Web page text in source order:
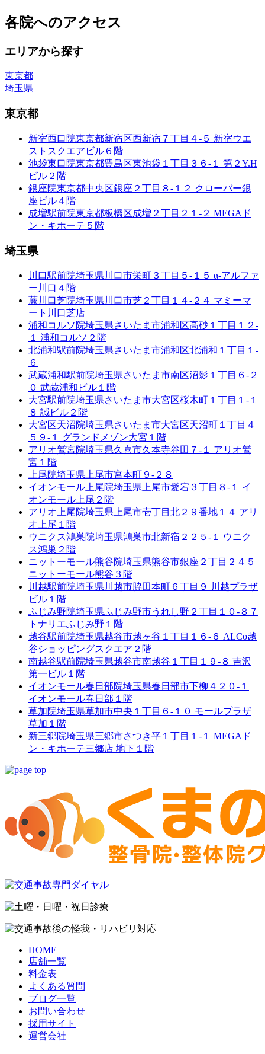
各院へのアクセス
エリアから探す
東京都
埼玉県
東京都
新宿西口院東京都新宿区西新宿７丁目４-５ 新宿ウエ
ストスクエアビル６階
池袋東口院東京都豊島区東池袋１丁目３６-１ 第２Y.H
ビル２階
銀座院東京都中央区銀座２丁目８-１２ クローバー銀
座ビル４階
成増駅前院東京都板橋区成増２丁目２１-２ MEGAド
ン・キホーテ５階
埼玉県
川口駅前院埼玉県川口市栄町３丁目５-１５ α-アルファ
ー川口４階
蕨川口芝院埼玉県川口市芝２丁目１４-２４ マミーマ
ート川口芝店
浦和コルソ院埼玉県さいたま市浦和区高砂１丁目１２-
１ 浦和コルソ２階
北浦和駅前院埼玉県さいたま市浦和区北浦和１丁目１-
６
武蔵浦和駅前院埼玉県さいたま市南区沼影１丁目６-２
０ 武蔵浦和ビル１階
大宮駅前院埼玉県さいたま市大宮区桜木町１丁目１-１
８ 誠ビル２階
大宮区天沼院埼玉県さいたま市大宮区天沼町１丁目４
５９-１ グランドメゾン大宮１階
アリオ鷲宮院埼玉県久喜市久本寺谷田７-１ アリオ鷲
宮１階
上尾院埼玉県上尾市宮本町９-２８
イオンモール上尾院埼玉県上尾市愛宕３丁目８-１ イ
オンモール上尾２階
アリオ上尾院埼玉県上尾市壱丁目北２９番地１４ アリ
オ上尾１階
ウニクス鴻巣院埼玉県鴻巣市北新宿２２５-１ ウニク
ス鴻巣２階
ニットーモール熊谷院埼玉県熊谷市銀座２丁目２４５
ニットーモール熊谷３階
川越駅前院埼玉県川越市脇田本町６丁目９ 川越プラザ
ビル１階
ふじみ野院埼玉県ふじみ野市うれし野２丁目１０-８７
トナリエふじみ野１階
越谷駅前院埼玉県越谷市越ヶ谷１丁目１６-６ ALCo越
谷ショッピングスクエア２階
南越谷駅前院埼玉県越谷市南越谷１丁目１９-８ 吉沢
第一ビル１階
イオンモール春日部院埼玉県春日部市下柳４２０-１
イオンモール春日部１階
草加院埼玉県草加市中央１丁目６-１０ モールプラザ
草加１階
新三郷院埼玉県三郷市さつき平１丁目１-１ MEGAド
ン・キホーテ三郷店 地下１階
HOME
店舗一覧
料金表
よくある質問
ブログ一覧
お問い合わせ
採用サイト
運営会社